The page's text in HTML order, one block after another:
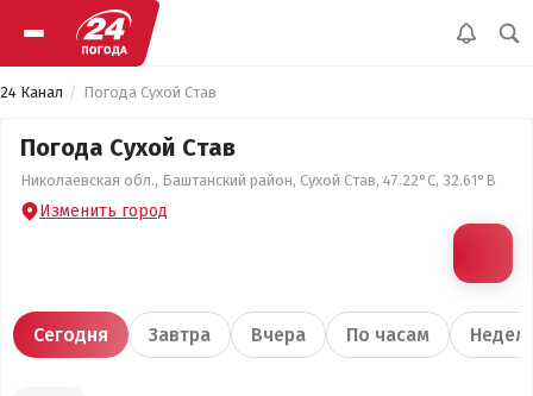
24 Канал Погода Сухой Став
Погода Сухой Став
Николаевская обл., Баштанский район, Сухой Став, 47.22°С, 32.61°В
Изменить город
Сегодня Завтра Вчера По часам